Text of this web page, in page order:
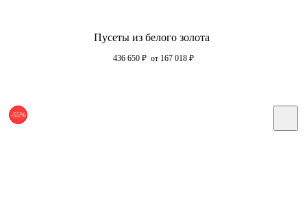
Пусеты из белого золота
436 650 ₽ от 167 018 ₽
-55%